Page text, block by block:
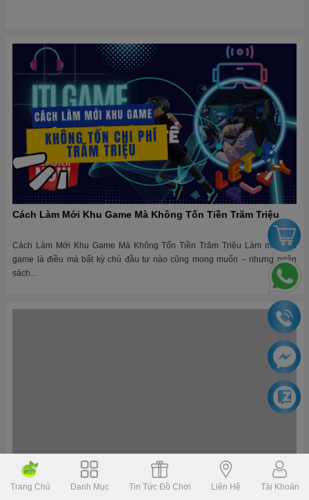
Cách Làm Mới Khu Game Mà Không Tốn Tiền Trăm Triệu
Cách Làm Mới Khu Game Mà Không Tốn Tiền Trăm Triệu Làm mới khu
game là điều mà bất kỳ chủ đầu tư nào cũng mong muốn – nhưng ngân
sách...
Lập Kế Hoạch Bảo Dưỡng Định Kỳ: Bí Mật Để Khu Vui Chơi
Bền Vững
Trang Chủ Danh Mục Tin Tức Đồ Chơi Liên Hệ Tài Khoản